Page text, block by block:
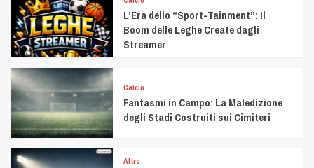
L’Era dello “Sport-Tainment”: Il
Boom delle Leghe Create dagli
Streamer
Calcio
Fantasmi in Campo: La Maledizione
degli Stadi Costruiti sui Cimiteri
Altro